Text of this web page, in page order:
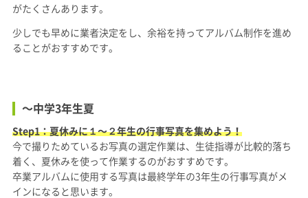
がたくさんあります。
少しでも早めに業者決定をし、余裕を持ってアルバム制作を進め
ることがおすすめです。
〜中学3年生夏
Step1：夏休みに１〜２年生の行事写真を集めよう！
今で撮りためているお写真の選定作業は、生徒指導が比較的落ち
着く、夏休みを使って作業するのがおすすめです。
卒業アルバムに使用する写真は最終学年の3年生の行事写真がメ
インになると思います。